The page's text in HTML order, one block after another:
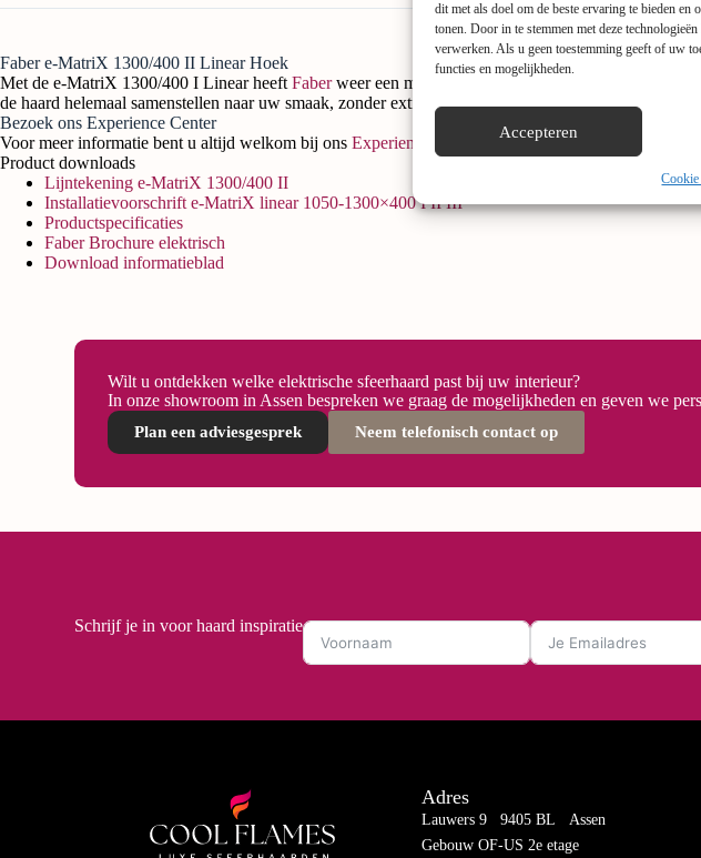
dit met als doel om de beste ervaring te bieden en
tonen. Door in te stemmen met deze
verwerken. Als u geen toestemming geeft of uw
functies en mogelijkheden.
Accepteren
Faber e-MatriX 1300/400 II Linear Hoek
Met de e-MatriX 1300/400 I Linear heeft Faberweer een mooie elektrische haard
toegevoegd aan
de haard helemaal samenstellen naar uw smaak, zonder extra kosten!
Bezoek ons Experience Center
Voor meer informatie bent u altijd welkom bij ons Experience Center
in Lunteren.
Product downloads
Lijntekening e-MatriX 1300/400 II
Installatievoorschrift e-MatriX linear 1050-1300×400 I II III
Productspecificaties
Faber Brochure elektrisch
Download informatieblad
Wilt u ontdekken welke elektrische sfeerhaard past bij uw interieur?
In onze showroom in Assen bespreken we graag de mogelijkheden en geven we
Plan een adviesgesprek Neem telefonisch contact op
Schrijf je in voor haard inspiratie
Adres
Lauwers 9 9405 BL Assen
Gebouw OF-US 2e etage